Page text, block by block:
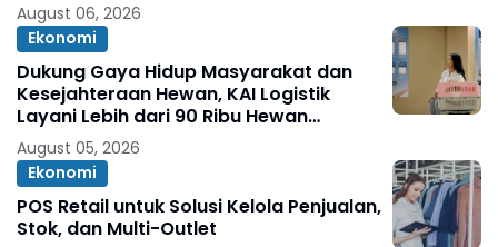
August 06, 2026
Ekonomi
Dukung Gaya Hidup Masyarakat dan
Kesejahteraan Hewan, KAI Logistik
Layani Lebih dari 90 Ribu Hewan
Peliharaan pada Semester I 2026
August 05, 2026
Ekonomi
POS Retail untuk Solusi Kelola Penjualan,
Stok, dan Multi-Outlet